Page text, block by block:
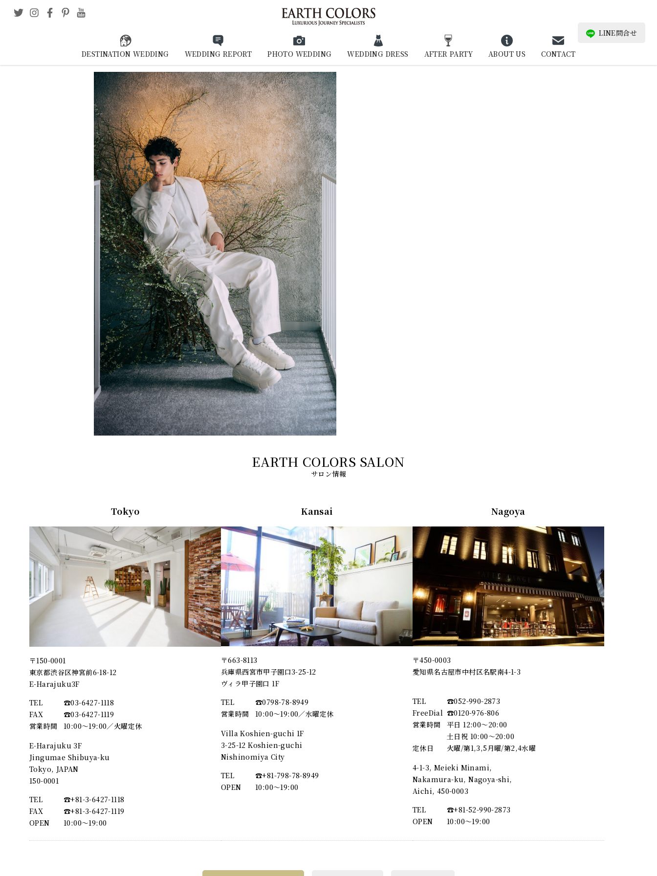
DESTINATION WEDDING WEDDING REPORT PHOTO WEDDING WEDDING DRESS AFTER PARTY ABOUT US CONTACT
LINE問合せ
サロン情報
Tokyo
〒150-0001
東京都渋谷区神宮前6-18-12
E-Harajuku3F
TEL
☎︎03-6427-1118
FAX
☎︎03-6427-1119
営業時間
10:00～19:00／火曜定休
E-Harajuku 3F
Jingumae Shibuya-ku
Tokyo, JAPAN
150-0001
TEL
☎︎+81-3-6427-1118
FAX
☎︎+81-3-6427-1119
OPEN
10:00〜19:00
Kansai
〒663-8113
兵庫県西宮市甲子園口3-25-12
ヴィラ甲子園口 1F
TEL
☎︎0798-78-8949
営業時間
10:00～19:00／水曜定休
Villa Koshien-guchi 1F
3-25-12 Koshien-guchi
Nishinomiya City
TEL
☎︎+81-798-78-8949
OPEN
10:00〜19:00
Nagoya
〒450-0003
愛知県名古屋市中村区名駅南4-1-3
TEL
☎︎052-990-2873
FreeDial ☎︎0120-976-806
営業時間
平日 12:00～20:00
土日祝 10:00～20:00
定休日
火曜/第1,3,5月曜/第2,4水曜
4-1-3, Meieki Minami,
Nakamura-ku, Nagoya-shi,
Aichi, 450-0003
TEL
☎︎+81-52-990-2873
OPEN
10:00〜19:00